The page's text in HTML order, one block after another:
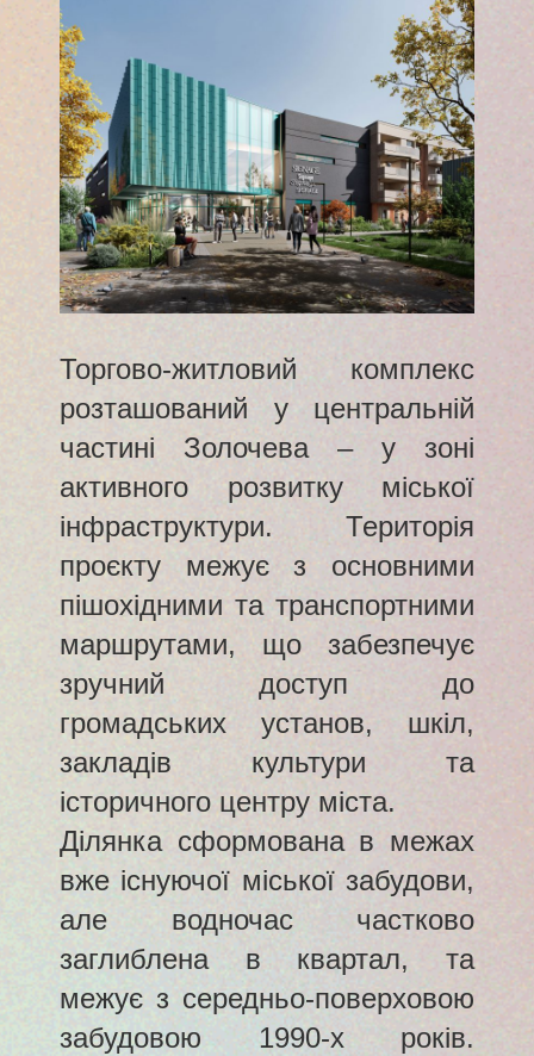
Торгово-житловий комплекс
розташований у центральній
частині Золочева – у зоні
активного розвитку міської
інфраструктури. Територія
проєкту межує з основними
пішохідними та транспортними
маршрутами, що забезпечує
зручний доступ до
громадських установ, шкіл,
закладів культури та
історичного центру міста.
Ділянка сформована в межах
вже існуючої міської забудови,
але водночас частково
заглиблена в квартал, та
межує з середньо-поверховою
забудовою 1990-х років.